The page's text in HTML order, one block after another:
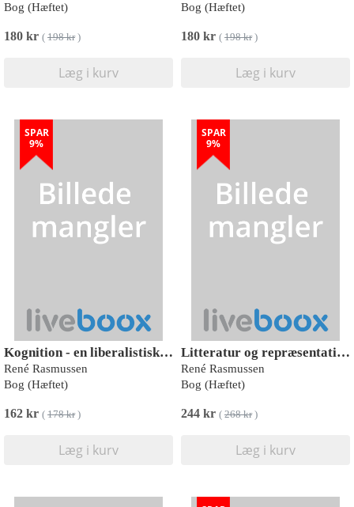
Bog (Hæftet)
180 kr ( 198 kr)
Læg i kurv
Bog (Hæftet)
180 kr ( 198 kr)
Læg i kurv
SPAR
9%
Kognition - en liberalistisk ideologi
René Rasmussen
Bog (Hæftet)
162 kr ( 178 kr)
Læg i kurv
SPAR
9%
Litteratur og repræsentation
René Rasmussen
Bog (Hæftet)
244 kr ( 268 kr)
Læg i kurv